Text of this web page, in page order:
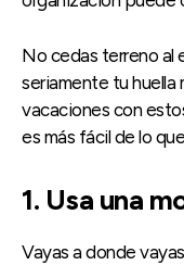
No cedas terreno al
seriamente tu huella
vacaciones con
es más fácil de lo
1. Usa una
Vayas a donde